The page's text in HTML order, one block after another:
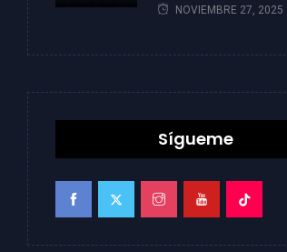
NOVIEMBRE 27, 2025
Sígueme